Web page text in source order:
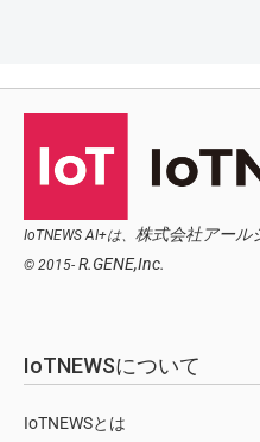
IoTNEWS AI+は、 株式会社アール
© 2015- R.GENE,Inc.
IoTNEWSについて
IoTNEWSとは